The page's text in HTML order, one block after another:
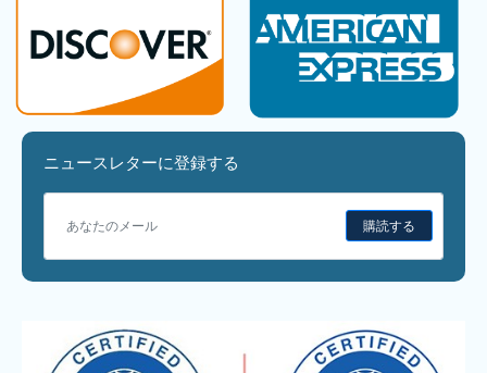
ニュースレターに登録する
購読する